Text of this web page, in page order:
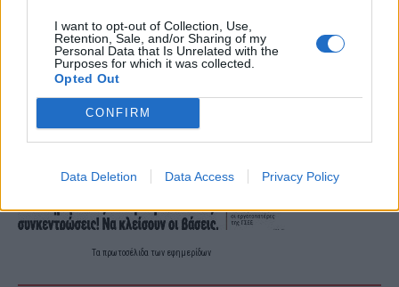
I want to opt-out of Collection, Use,
Retention, Sale, and/or Sharing of my
Personal Data that Is Unrelated with the
Purposes for which it was collected.
Opted Out
CONFIRM
Data Deletion Data Access Privacy Policy
Τα πρωτοσέλιδα των εφημερίδων